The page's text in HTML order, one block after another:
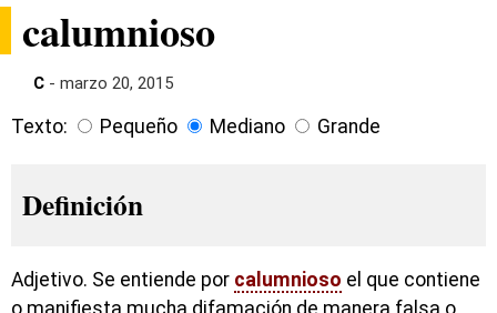
calumnioso
C - marzo 20, 2015
Texto: Pequeño Mediano Grande
Definición
Adjetivo. Se entiende por calumnioso el que contiene